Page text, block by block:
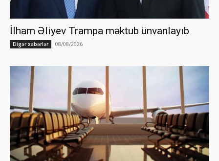
İlham Əliyev Trampa məktub ünvanlayıb
Digər xəbərlər 08/08/2026